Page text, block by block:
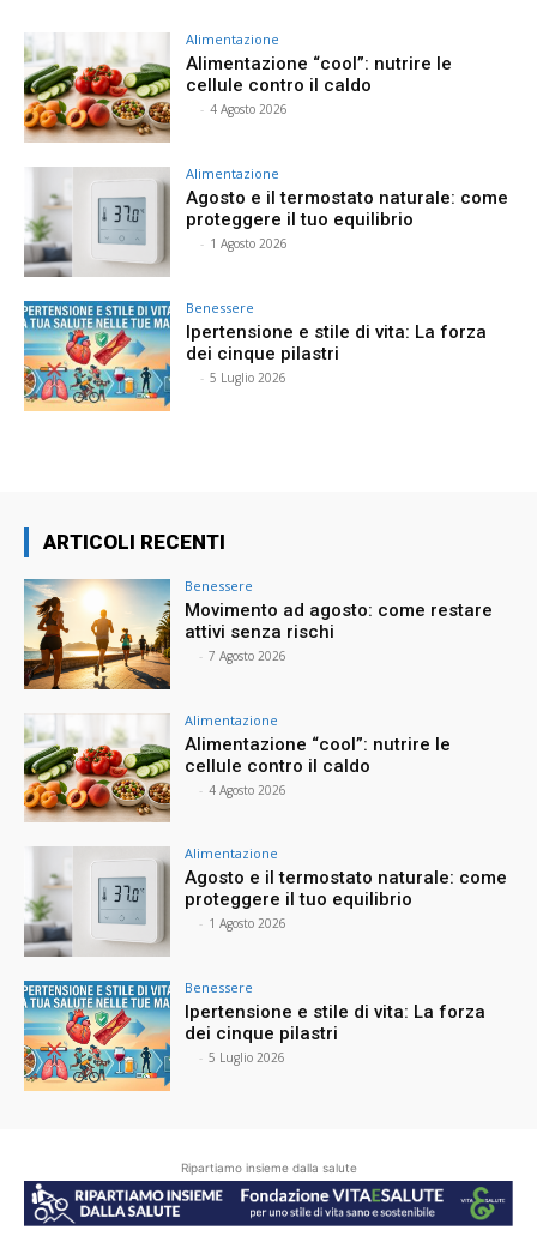
Alimentazione
Alimentazione “cool”: nutrire le
cellule contro il caldo
- 4 Agosto 2026
Alimentazione
Agosto e il termostato naturale: come
proteggere il tuo equilibrio
- 1 Agosto 2026
Benessere
Ipertensione e stile di vita: La forza
dei cinque pilastri
- 5 Luglio 2026
ARTICOLI RECENTI
Benessere
Movimento ad agosto: come restare
attivi senza rischi
- 7 Agosto 2026
Alimentazione
Alimentazione “cool”: nutrire le
cellule contro il caldo
- 4 Agosto 2026
Alimentazione
Agosto e il termostato naturale: come
proteggere il tuo equilibrio
- 1 Agosto 2026
Benessere
Ipertensione e stile di vita: La forza
dei cinque pilastri
- 5 Luglio 2026
Ripartiamo insieme dalla salute